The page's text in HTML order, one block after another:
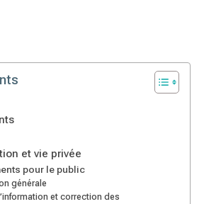
et vie privée
pour le public
générale
et correction des